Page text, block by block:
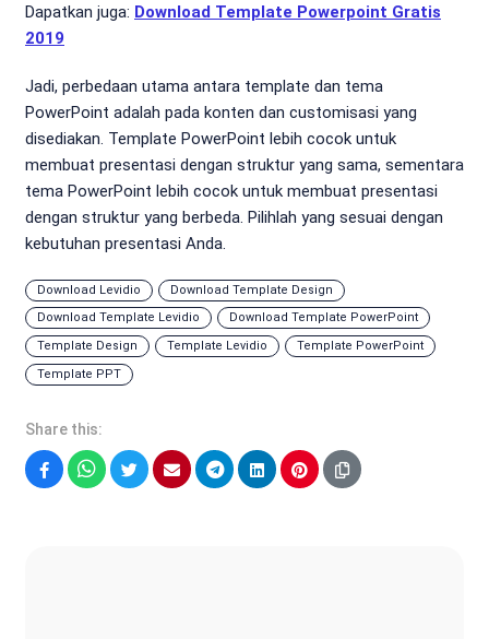
Dapatkan juga: Download Template Powerpoint Gratis
2019
Jadi, perbedaan utama antara template dan tema
PowerPoint adalah pada konten dan customisasi yang
disediakan. Template PowerPoint lebih cocok untuk
membuat presentasi dengan struktur yang sama, sementara
tema PowerPoint lebih cocok untuk membuat presentasi
dengan struktur yang berbeda. Pilihlah yang sesuai dengan
kebutuhan presentasi Anda.
Download Levidio
Download Template Design
Download Template Levidio
Download Template PowerPoint
Template Design
Template Levidio
Template PowerPoint
Template PPT
Share this: